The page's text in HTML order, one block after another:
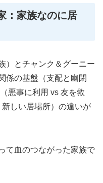
：家族なのに居
て血のつながった家族で